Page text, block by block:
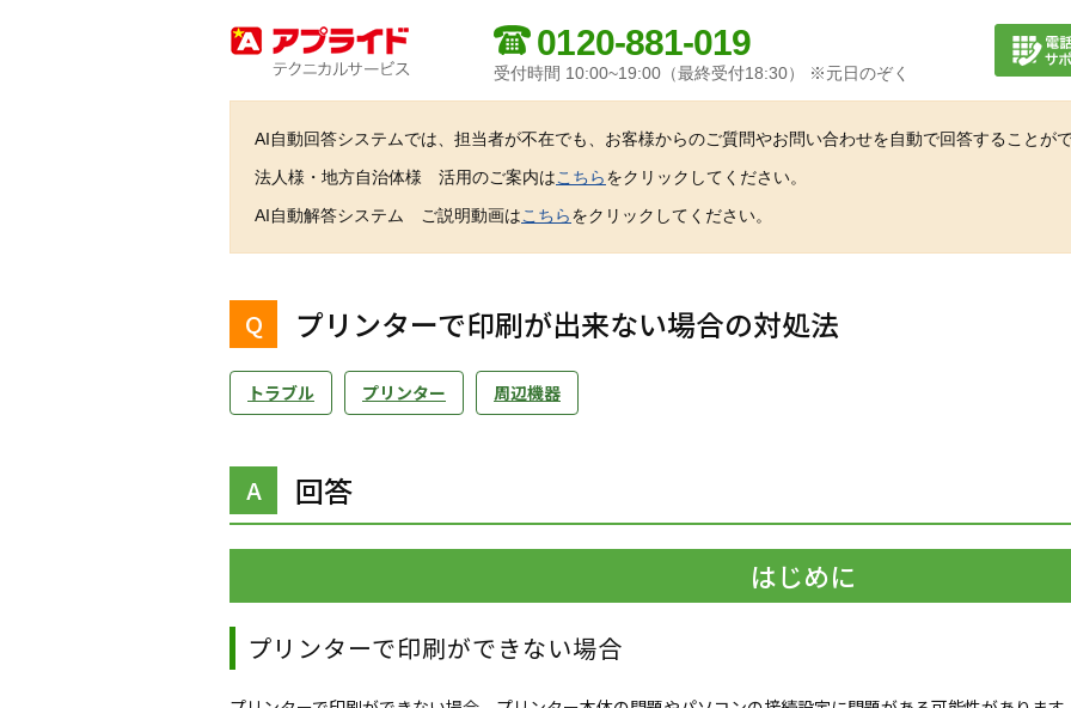
0120-881-019
受付時間 10:00~19:00（最終受付18:30） ※元日のぞく
AI自動回答システムでは、担当者が不在でも、お客様からのご質問やお問い合わせを自動で回答することがで
法人様・地方自治体様 活用のご案内はこちらをクリックしてください。
AI自動解答システム ご説明動画はこちらをクリックしてください。
プリンターで印刷が出来ない場合の対処法
トラブル プリンター 周辺機器
回答
はじめに
プリンターで印刷ができない場合